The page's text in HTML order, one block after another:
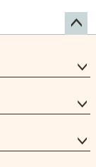
ップ